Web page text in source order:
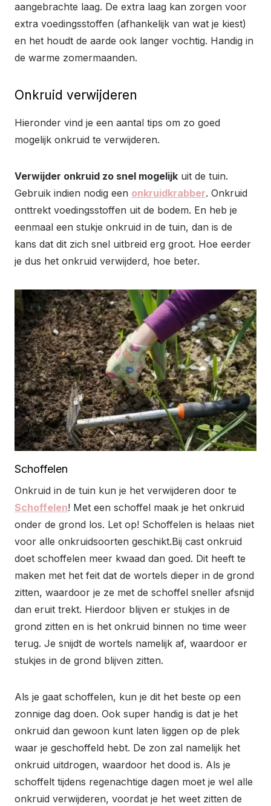
aangebrachte laag. De extra laag kan zorgen voor
extra voedingsstoffen (afhankelijk van wat je kiest)
en het houdt de aarde ook langer vochtig. Handig in
de warme zomermaanden.
Onkruid verwijderen
Hieronder vind je een aantal tips om zo goed
mogelijk onkruid te verwijderen.
Verwijder onkruid zo snel mogelijk uit de tuin.
Gebruik indien nodig een onkruidkrabber. Onkruid
onttrekt voedingsstoffen uit de bodem. En heb je
eenmaal een stukje onkruid in de tuin, dan is de
kans dat dit zich snel uitbreid erg groot. Hoe eerder
je dus het onkruid verwijderd, hoe beter.
Schoffelen
Onkruid in de tuin kun je het verwijderen door te
Schoffelen! Met een schoffel maak je het onkruid
onder de grond los. Let op! Schoffelen is helaas niet
voor alle onkruidsoorten geschikt.Bij cast onkruid
doet schoffelen meer kwaad dan goed. Dit heeft te
maken met het feit dat de wortels dieper in de grond
zitten, waardoor je ze met de schoffel sneller afsnijd
dan eruit trekt. Hierdoor blijven er stukjes in de
grond zitten en is het onkruid binnen no time weer
terug. Je snijdt de wortels namelijk af, waardoor er
stukjes in de grond blijven zitten.
Als je gaat schoffelen, kun je dit het beste op een
zonnige dag doen. Ook super handig is dat je het
onkruid dan gewoon kunt laten liggen op de plek
waar je geschoffeld hebt. De zon zal namelijk het
onkruid uitdrogen, waardoor het dood is. Als je
schoffelt tijdens regenachtige dagen moet je wel alle
onkruid verwijderen, voordat je het weet zitten de